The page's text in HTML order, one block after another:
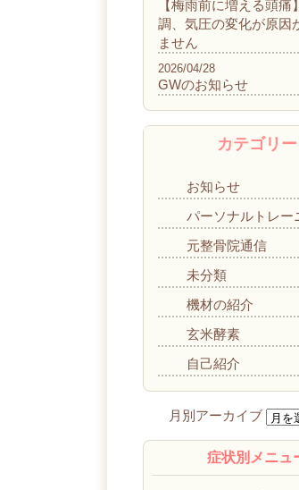
【梅雨前に増える頭痛
調、気圧の変化が原因
ません
GWのお知らせ
2026/04/28
カテゴリー
お知らせ
パーソナルトレー
元整骨院通信
未分類
機材の紹介
玄米酵素
自己紹介
症状別メニュ